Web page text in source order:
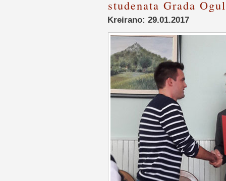
studenata Grada
Kreirano: 29.01.2017